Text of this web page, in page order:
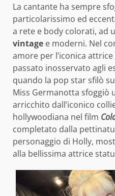
La cantante ha sempre
particolarissimo ed
a rete e body colorati, ad
vintage e moderni. Nel
amore per l’iconica
passato inosservato agli
quando la pop star sfilò
Miss Germanotta sfoggiò
arricchito dall’iconico
hollywoodiana nel film
completato dalla
personaggio di Holly,
alla bellissima attrice